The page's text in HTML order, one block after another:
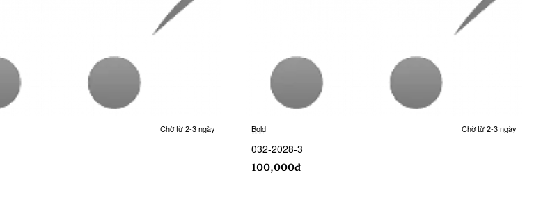
Chờ từ 2-3 ngày Bold Chờ từ 2-3 ngày
032-2028-3
100,000đ